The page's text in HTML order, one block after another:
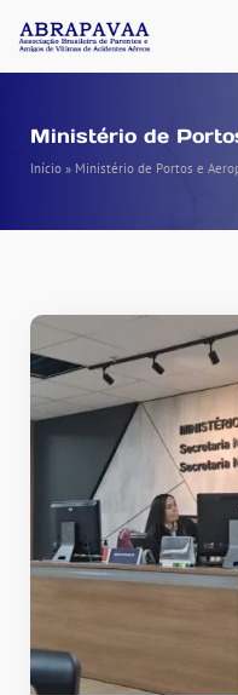
Ministério de
Início » Ministério de Portos e